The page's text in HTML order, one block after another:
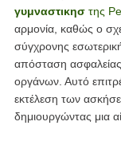
γυμναστικηστης
αρμονία, καθώς ο
σύγχρονης
απόσταση
οργάνων. Αυτό
εκτέλεση των
δημιουργώντας μια